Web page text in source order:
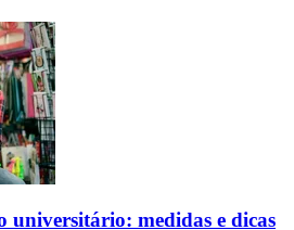
universitário: medidas e dicas